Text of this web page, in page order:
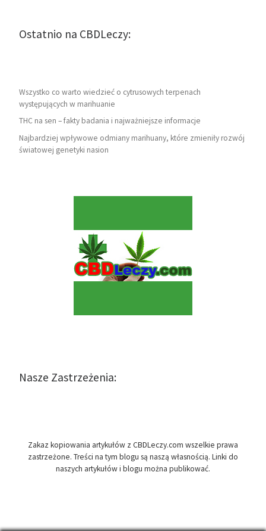
Ostatnio na CBDLeczy:
Wszystko co warto wiedzieć o cytrusowych terpenach
występujących w marihuanie
THC na sen – fakty badania i najważniejsze informacje
Najbardziej wpływowe odmiany marihuany, które zmieniły rozwój
światowej genetyki nasion
Nasze Zastrzeżenia:
Zakaz kopiowania artykułów z CBDLeczy.com wszelkie prawa
zastrzeżone. Treści na tym blogu są naszą własnością. Linki do
naszych artykułów i blogu można publikować.